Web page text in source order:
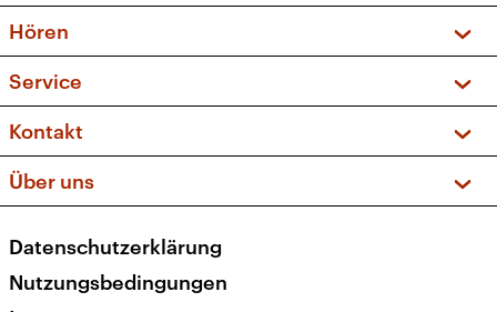
Sendungen und Podcasts
Musikliste
Kakadu – Das Kinderprogramm
Hören
Frequenzen (UKW + DAB+)
Service
FAQ
Apps
Newsletter
Kontakt
Social Media
Über uns
Presse
Karriere
Datenschutzerklärung
Nutzungsbedingungen